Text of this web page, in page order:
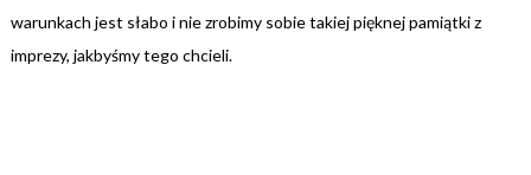
warunkach jest słabo i nie zrobimy sobie takiej pięknej pamiątki z
imprezy, jakbyśmy tego chcieli.